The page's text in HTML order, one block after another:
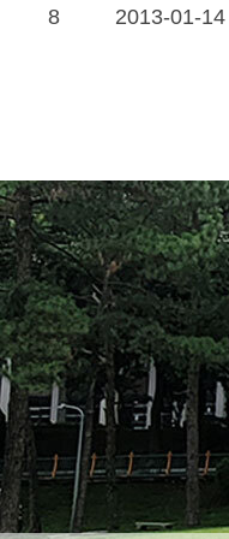
8 2013-01-14